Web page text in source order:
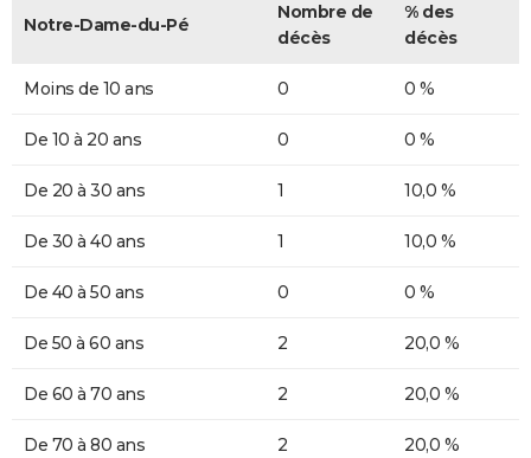
Notre-Dame-du-Pé
Nombre de
décès
% des
décès
Moins de 10 ans 0 0 %
De 10 à 20 ans 0 0 %
De 20 à 30 ans 1 10,0 %
De 30 à 40 ans 1 10,0 %
De 40 à 50 ans 0 0 %
De 50 à 60 ans 2 20,0 %
De 60 à 70 ans 2 20,0 %
De 70 à 80 ans 2 20,0 %